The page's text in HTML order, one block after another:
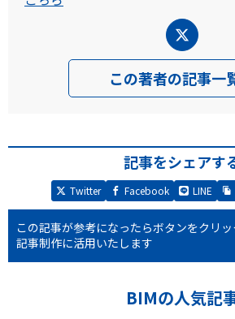
この著者の記事一
記事をシェアす
Twitter Facebook LINE
この記事が参考になったらボタンをクリッ
記事制作に活用いたします
BIMの人気記